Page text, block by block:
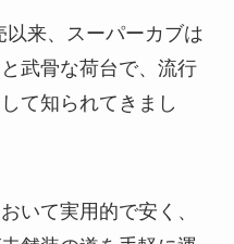
来、スーパーカブは
武骨な荷台で、流行
て知られてきまし
いて実用的で安く、